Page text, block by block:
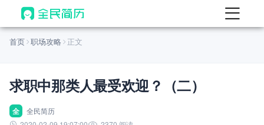
首页
AI 生成简历
AI 优化简历
首页 职场攻略 正文
求职中那类人最受欢迎？（二）
全
全民简历